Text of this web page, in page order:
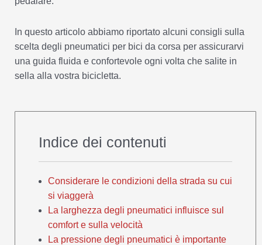
In questo articolo abbiamo riportato alcuni consigli sulla
scelta degli pneumatici per bici da corsa per assicurarvi
una guida fluida e confortevole ogni volta che salite in
sella alla vostra bicicletta.
Indice dei contenuti
Considerare le condizioni della strada su cui
si viaggerà
La larghezza degli pneumatici influisce sul
comfort e sulla velocità
La pressione degli pneumatici è importante